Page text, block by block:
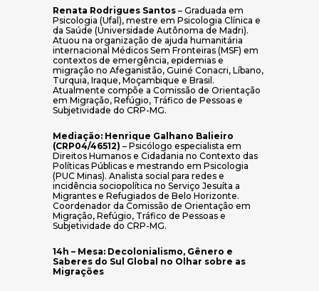
Renata Rodrigues Santos – Graduada em
Psicologia (Ufal), mestre em Psicologia Clínica e
da Saúde (Universidade Autônoma de Madri).
Atuou na organização de ajuda humanitária
internacional Médicos Sem Fronteiras (MSF) em
contextos de emergência, epidemias e
migração no Afeganistão, Guiné Conacri, Líbano,
Turquia, Iraque, Moçambique e Brasil.
Atualmente compõe a Comissão de Orientação
em Migração, Refúgio, Tráfico de Pessoas e
Subjetividade do CRP-MG.
Mediação: Henrique Galhano Balieiro
(CRP04/46512) – Psicólogo especialista em
Direitos Humanos e Cidadania no Contexto das
Políticas Públicas e mestrando em Psicologia
(PUC Minas). Analista social para redes e
incidência sociopolítica no Serviço Jesuíta a
Migrantes e Refugiados de Belo Horizonte.
Coordenador da Comissão de Orientação em
Migração, Refúgio, Tráfico de Pessoas e
Subjetividade do CRP-MG.
14h – Mesa: Decolonialismo, Gênero e
Saberes do Sul Global no Olhar sobre as
Migrações